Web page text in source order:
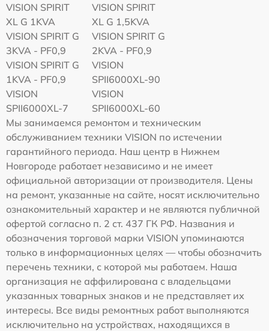
VISION SPIRIT
XL G 1KVA
VISION SPIRIT
XL G 1,5KVA
VISION SPIRIT G
3KVA - PF0,9
VISION SPIRIT G
2KVA - PF0,9
VISION SPIRIT G
1KVA - PF0,9
VISION
SPII6000XL-90
VISION
SPII6000XL-7
VISION
SPII6000XL-60
Мы занимаемся ремонтом и техническим
обслуживанием техники VISION по истечении
гарантийного периода. Наш центр в Нижнем
Новгороде работает независимо и не имеет
официальной авторизации от производителя. Цены
на ремонт, указанные на сайте, носят исключительно
ознакомительный характер и не являются публичной
офертой согласно п. 2 ст. 437 ГК РФ. Названия и
обозначения торговой марки VISION упоминаются
только в информационных целях — чтобы обозначить
перечень техники, с которой мы работаем. Наша
организация не аффилирована с владельцами
указанных товарных знаков и не представляет их
интересы. Все виды ремонтных работ выполняются
исключительно на устройствах, находящихся в